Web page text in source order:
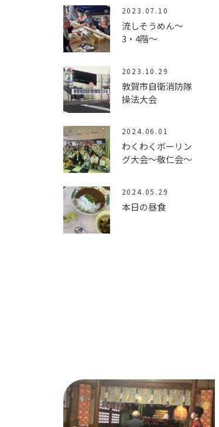
2023.07.10
流しそうめん～
3・4階～
2023.10.29
敦賀市自衛消防隊
操法大会
2024.06.01
わくわくボーリン
グ大会～敬仁会～
2024.05.29
本日の昼食